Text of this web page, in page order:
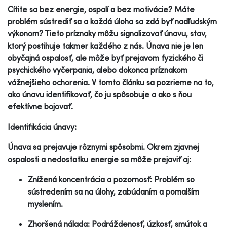
Cítite sa bez energie, ospalí a bez motivácie? Máte
problém sústrediť sa a každá úloha sa zdá byť nadľudským
výkonom? Tieto príznaky môžu signalizovať únavu, stav,
ktorý postihuje takmer každého z nás. Únava nie je len
obyčajná ospalosť, ale môže byť prejavom fyzického či
psychického vyčerpania, alebo dokonca príznakom
vážnejšieho ochorenia. V tomto článku sa pozrieme na to,
ako únavu identifikovať, čo ju spôsobuje a ako s ňou
efektívne bojovať.
Identifikácia únavy:
Únava sa prejavuje rôznymi spôsobmi. Okrem zjavnej
ospalosti a nedostatku energie sa môže prejaviť aj:
Znížená koncentrácia a pozornosť: Problém so
sústredením sa na úlohy, zabúdaním a pomalším
myslením.
Zhoršená nálada: Podráždenosť, úzkosť, smútok a